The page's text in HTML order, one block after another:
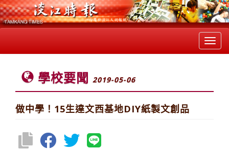
學校要聞 2019-05-06
做中學！15生達文西基地DIY紙製文創品